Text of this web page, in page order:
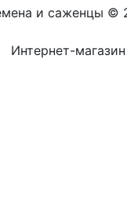
и саженцы ©
Интернет-магазин